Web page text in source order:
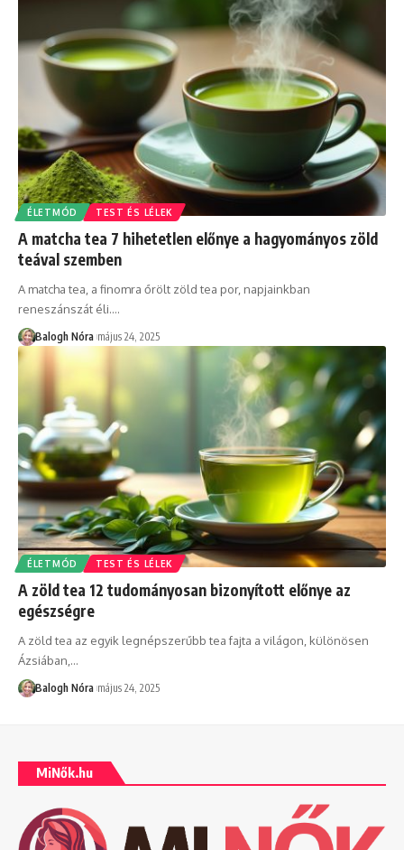
ÉLETMÓD TEST ÉS LÉLEK
A matcha tea 7 hihetetlen előnye a hagyományos zöld
teával szemben
A matcha tea, a finomra őrölt zöld tea por, napjainkban
reneszánszát éli.…
Balogh Nóra május 24, 2025
ÉLETMÓD TEST ÉS LÉLEK
A zöld tea 12 tudományosan bizonyított előnye az
egészségre
A zöld tea az egyik legnépszerűbb tea fajta a világon, különösen
Ázsiában, …
Balogh Nóra május 24, 2025
MiNők.hu